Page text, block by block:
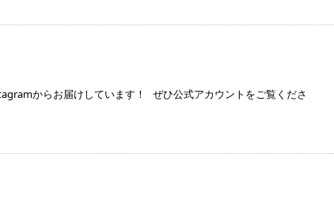
からお届けしています！ ぜひ公式アカウントをご覧くださ